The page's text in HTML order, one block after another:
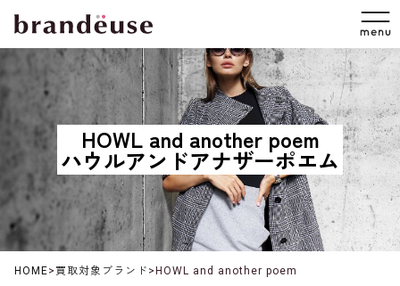
HOWL and another poem
ハウルアンドアナザーポエム
HOME> 買取対象ブランド >HOWL and another poem